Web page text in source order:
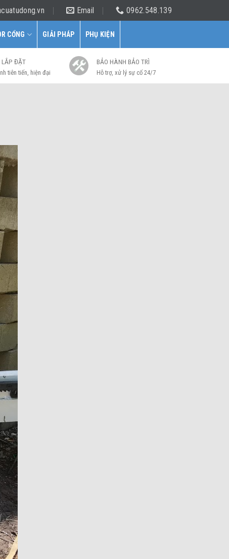
Email 0962.548.139
CỔNG GIẢI PHÁP PHỤ KIỆN
LẮP ĐẶT
tiên tiến, hiện đại
BẢO HÀNH BẢO TRÌ
Hỗ trợ, xử lý sự cố 24/7